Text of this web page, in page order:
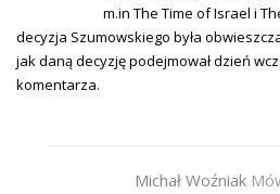
m.in The Time of Israel i
decyzja Szumowskiego była
jak daną decyzję podejmował dzień
komentarza.
Michał Woźniak